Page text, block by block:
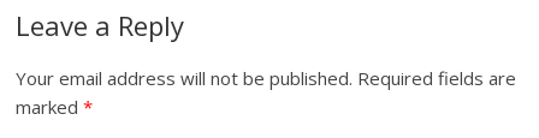
Leave a Reply
Your email address will not be published. Required fields are
marked*